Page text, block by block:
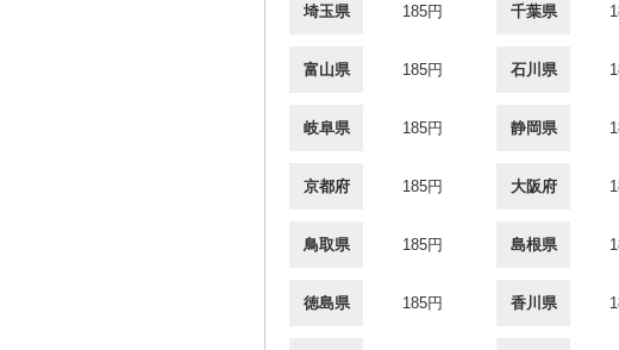
埼玉県 185円 千葉県
富山県 185円 石川県
岐阜県 185円 静岡県
京都府 185円 大阪府
鳥取県 185円 島根県
徳島県 185円 香川県